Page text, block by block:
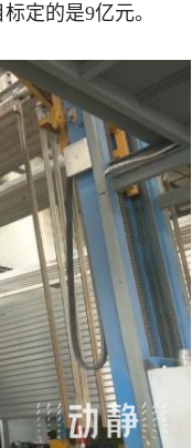
定的是9亿元。